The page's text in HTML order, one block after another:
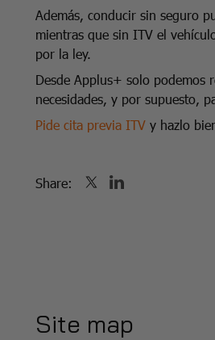
Además, conducir sin seguro
mientras que sin ITV el
por la ley.
Desde Applus+ solo podemos
necesidades, y por supuesto,
Pide cita previa ITV y hazlo
Share:
Site map